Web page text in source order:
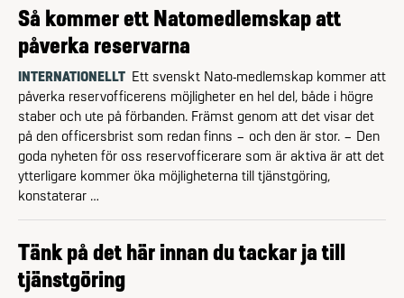
Så kommer ett Natomedlemskap att
påverka reservarna
INTERNATIONELLT Ett svenskt Nato-medlemskap kommer att
påverka reservofficerens möjligheter en hel del, både i högre
staber och ute på förbanden. Främst genom att det visar det
på den officersbrist som redan finns – och den är stor. – Den
goda nyheten för oss reservofficerare som är aktiva är att det
ytterligare kommer öka möjligheterna till tjänstgöring,
konstaterar …
Tänk på det här innan du tackar ja till
tjänstgöring